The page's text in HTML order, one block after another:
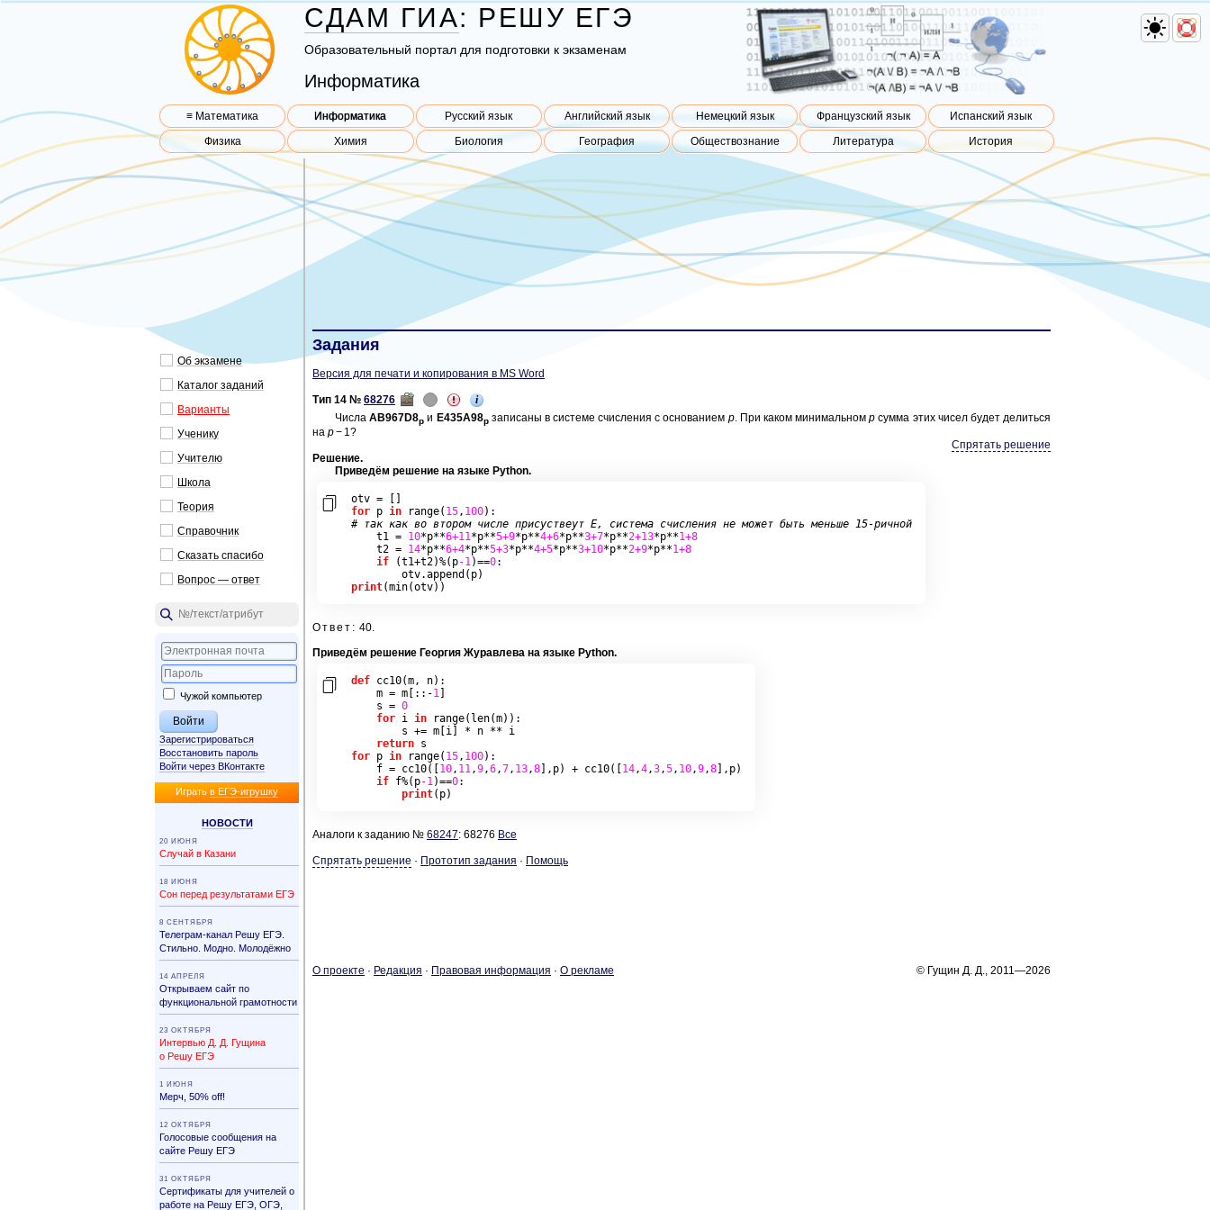
СДАМ ГИА: РЕШУ ЕГЭ
Об­ра­зо­ва­тель­ный пор­тал для под­го­тов­ки к эк­за­ме­нам
Информатика
≡ Математика Информатика Русский язык Английский язык Немецкий язык Французский язык
Испанский язык
Физика
Химия Биология География Обществознание Литература История
Об эк­за­ме­не
Ка­та­лог за­да­ний
Ва­ри­ан­ты
Уче­ни­ку
Учи­те­лю
Школа
Тео­рия
Спра­воч­ник
Ска­зать спа­си­бо
Во­прос — ответ
Чужой компьютер
Зарегистрироваться
Восстановить пароль
Войти через ВКонтакте
Иг­рать в ЕГЭ-иг­руш­ку
НО­ВО­СТИ
20 ИЮНЯ
Случай в Казани
18 ИЮНЯ
Сон перед результатами ЕГЭ
8 СЕНТЯБРЯ
Телеграм-канал Решу ЕГЭ.
Стильно. Модно. Молодёжно
14 АПРЕЛЯ
Открываем сайт по
функциональной грамотности
23 ОКТЯБРЯ
Интервью Д. Д. Гущина
о Решу ЕГЭ
1 ИЮНЯ
Мерч, 50% off!
12 ОКТЯБРЯ
Голосовые сообщения на
сайте Решу ЕГЭ
31 ОК­ТЯБ­РЯ
Сер­ти­фи­ка­ты для учи­те­лей о
ра­бо­те на Решу ЕГЭ, ОГЭ,
Задания
Версия для печати и копирования в MS Word
Тип 14 № 68276
i
ЧислаAB967D8p и E435A98pза­пи­са­ны в си­сте­ме счис­ле­нияс ос­но­ва­ни­ем p.При какомми­ни­маль­номp сумма этих чисел будет де­лить­ся
на p− 1?
Спрятать решение
Ре­ше­ние.
При­ведём ре­ше­ние на языке Python.
otv =
for p in range( 15, 100):
# так как во втором числе присуствеут E, система счисления не может быть меньше 15-ричной
t1 = 10*p**6+11*p**5+9*p**4+6*p**3+7*p**2+13*p**1+8
    t2
= 14*p**6+4*p**5+3*p**4+5*p**3+10*p**2+9*p**1+8
if
(t1+t2)%( p-1)==0:
        otv
.append ( p)
print(min(otv))
Ответ: 40.
При­ведём ре­ше­ние Ге­ор­гия Жу­равле­ва на языке Python.
def cc10(m, n):
    m
= m [::-1
    s
= 0
for i in range( len(m)):
        s
+= m i * n ** i
return
for p in range( 15, 100):
    f
= cc10([ 10, 11,9,6,7, 13,8 ], p) + cc10([ 14,4,3,5, 10,9,8 ], p)
if f%( p-1)==0:
print( p)
Аналоги к заданию № 68247: 68276 Все
Спрятать решение · Прототип задания · Помощь
О про­ек­те · Ре­дак­ция · Пра­во­вая ин­фор­ма­ция · О ре­кла­ме © Гущин Д. Д., 2011—2026